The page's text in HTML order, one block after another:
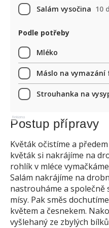
Salám vysočina 10
Podle potřeby
Mléko
Máslo na vymazání
Strouhanka na
Reklama
Postup přípravy
Květák očistíme a
květák si nakrájíme na
rohlík v mléce
Salám nakrájíme na
nastrouháme a společně
mísy. Pak směs
květem a česnekem.
vyšlehaný ze zbylých